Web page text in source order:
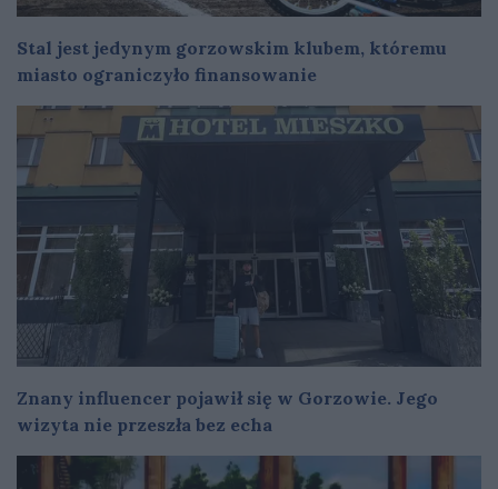
Stal jest jedynym gorzowskim klubem, któremu
miasto ograniczyło finansowanie
Znany influencer pojawił się w Gorzowie. Jego
wizyta nie przeszła bez echa